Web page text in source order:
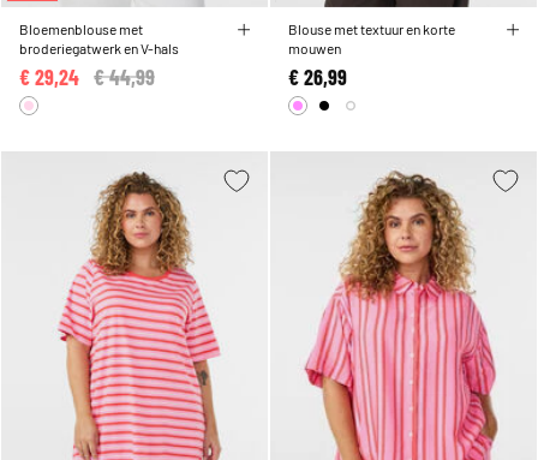
Bloemenblouse met
broderiegatwerk en V-hals
Price reduced from
€ 44,99
€ 29,24
Blouse met textuur en korte
mouwen
€ 26,99